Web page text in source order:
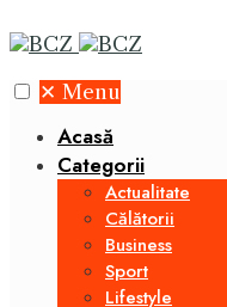
✕ Menu
Acasă
Categorii
Actualitate
Călătorii
Business
Sport
Lifestyle